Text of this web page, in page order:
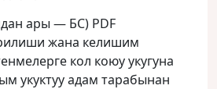
ары — БС) PDF
жана келишим
кол коюу укугуна
укуктуу адам тарабынан